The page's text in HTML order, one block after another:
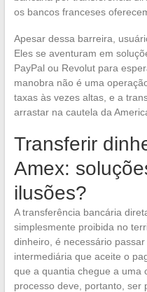
os bancos franceses
Apesar dessa barreira,
Eles se aventuram em
PayPal ou Revolut para
manobra não é uma
taxas às vezes altas, e a
arrastar na cautela da
Transferir
Amex:
ilusões?
A transferência bancária
simplesmente proibida no
dinheiro, é necessário
intermediária que aceite o
que a quantia chegue a uma
processo deve, portanto, ser